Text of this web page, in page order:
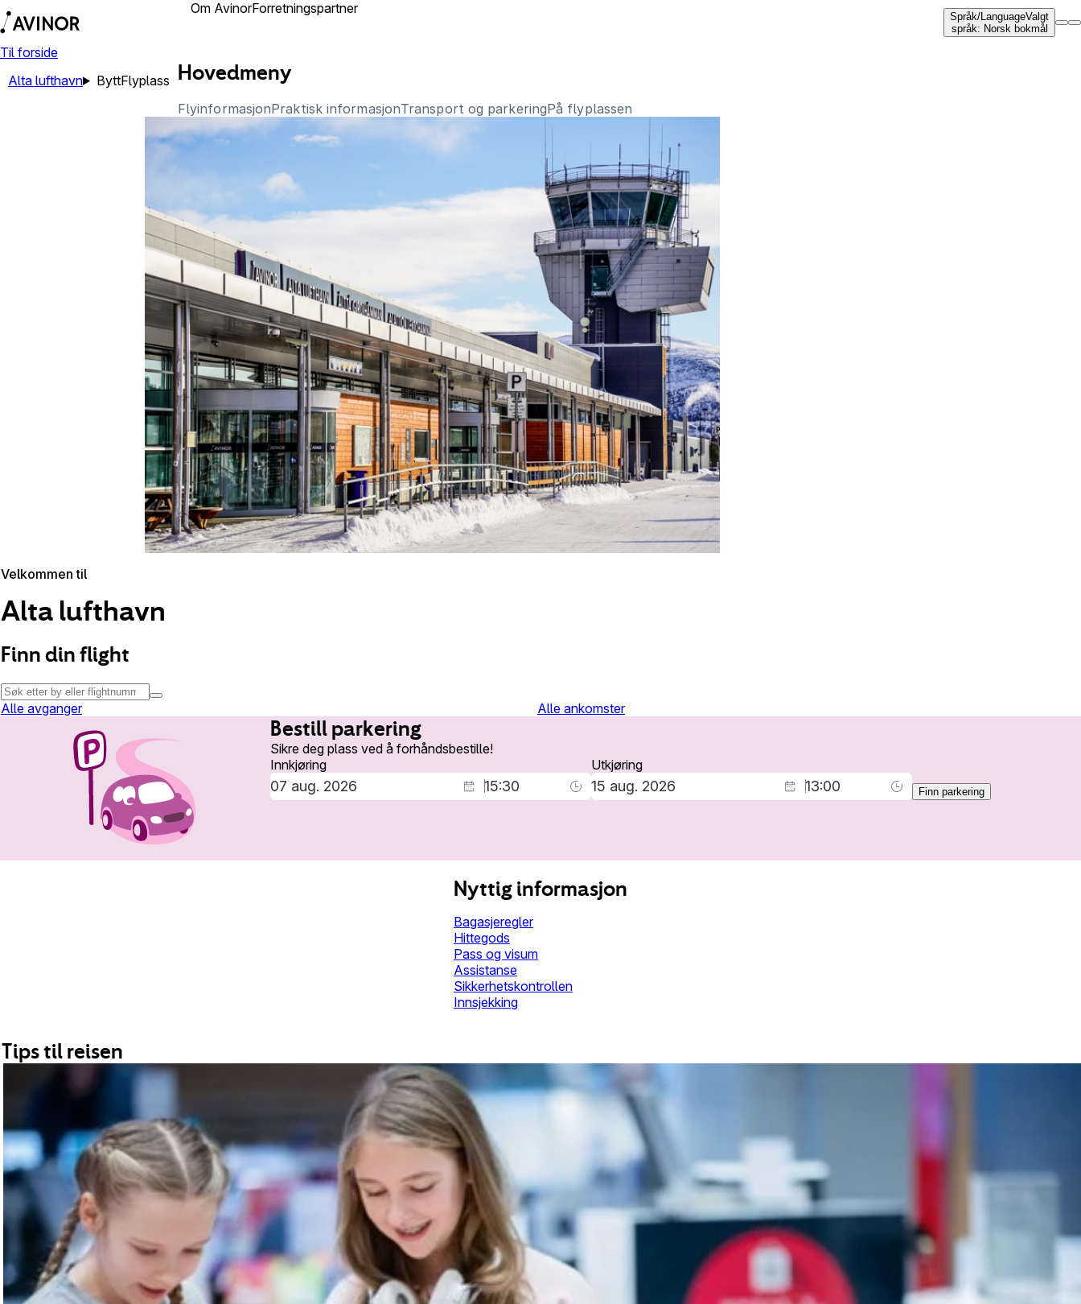
Til forside
Om AvinorForretningspartner
Alta lufthavn ByttFlyplass Hovedmeny
FlyinformasjonPraktisk informasjonTransport og parkeringPå flyplassen
Språk/LanguageValgt
språk: Norsk bokmål
Velkommen til
Alta lufthavn
Finn din flight
Alle avganger Alle ankomster
Bestill parkering
Sikre deg plass ved å forhåndsbestille!
Innkjøring
Utkjøring
Finn parkering
Nyttig informasjon
Bagasjeregler
Hittegods
Pass og visum
Assistanse
Sikkerhetskontrollen
Innsjekking
Tips til reisen